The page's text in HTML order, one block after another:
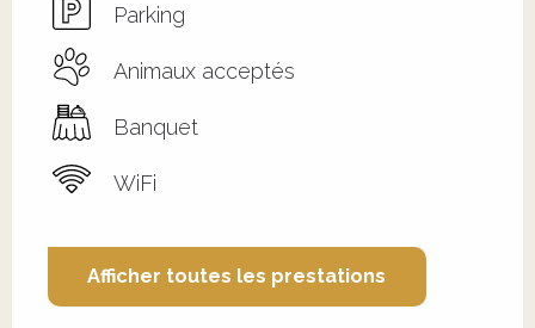
Parking
Animaux acceptés
Banquet
WiFi
Afficher toutes les prestations